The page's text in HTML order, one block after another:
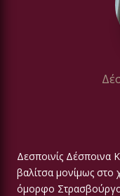
Δεσποινίς Δέσποινα
βαλίτσα μονίμως στο
όμορφο Στρασβούργο